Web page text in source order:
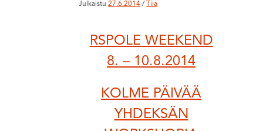
Julkaistu27.6.2014 / Tiia
RSPOLE WEEKEND
8. – 10.8.2014
KOLME PÄIVÄÄ
YHDEKSÄN